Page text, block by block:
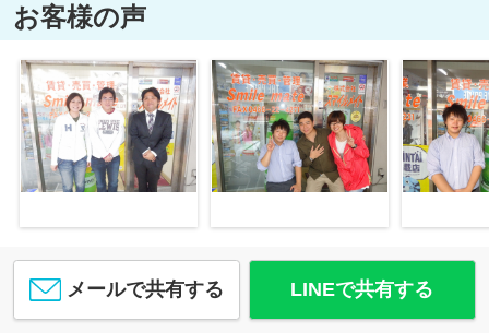
お客様の声
メールで共有する LINEで共有する